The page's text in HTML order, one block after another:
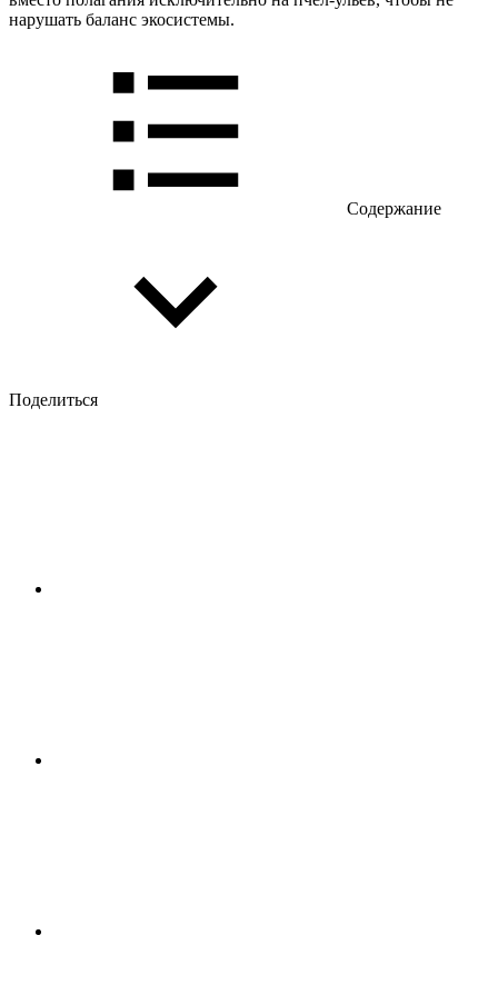
нарушать баланс экосистемы.
Содержание
Поделиться